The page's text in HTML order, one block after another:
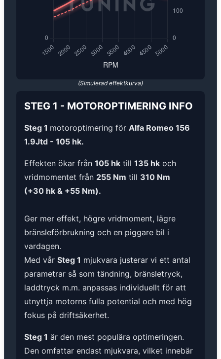
(Simulerad effektkurva)
STEG 1 - MOTOROPTIMERING INFO
Steg 1 motoroptimering för Alfa Romeo 156
1.9Jtd - 105 hk.
Effekten ökar från 105 hk till 135 hk och
vridmomentet från 255 Nm till 310 Nm
(+30 hk & +55 Nm).
Ger mer effekt, högre vridmoment, lägre
bränsleförbrukning och en piggare bil i
vardagen.
Med vår Steg 1 mjukvara justerar vi ett antal
parametrar så som tändning, bränsletryck,
laddtryck m.m. anpassas individuellt för att
utnyttja motorns fulla potential och med hög
fokus på driftsäkerhet.
Steg 1 är den mest populära optimeringen.
Den omfattar endast mjukvara, vilket innebär